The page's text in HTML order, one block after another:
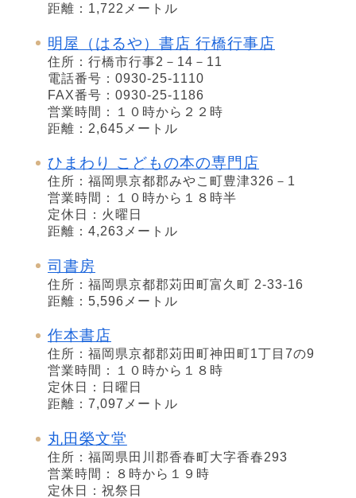
距離：1,722メートル
明屋（はるや）書店 行橋行事店
住所：行橋市行事2－14－11
電話番号：0930-25-1110
FAX番号：0930-25-1186
営業時間：１０時から２２時
距離：2,645メートル
ひまわり こどもの本の専門店
住所：福岡県京都郡みやこ町豊津326－1
営業時間：１０時から１８時半
定休日：火曜日
距離：4,263メートル
司書房
住所：福岡県京都郡苅田町富久町 2-33-16
距離：5,596メートル
作本書店
住所：福岡県京都郡苅田町神田町1丁目7の9
営業時間：１０時から１８時
定休日：日曜日
距離：7,097メートル
丸田榮文堂
住所：福岡県田川郡香春町大字香春293
営業時間：８時から１９時
定休日：祝祭日